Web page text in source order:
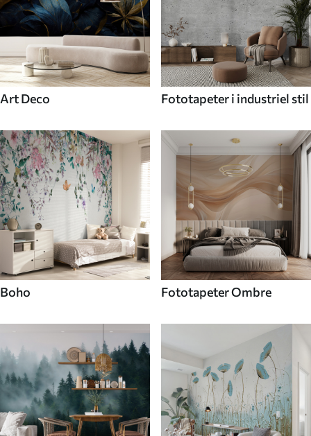
Art Deco Fototapeter i industriel stil
Boho Fototapeter Ombre